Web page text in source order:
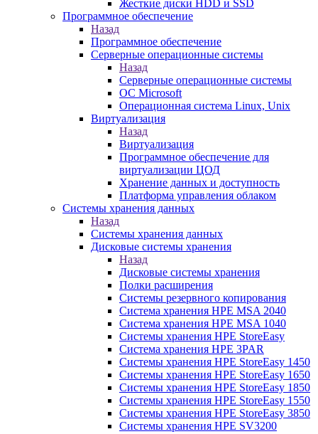
Жесткие диски HDD и SSD
Программное обеспечение
Назад
Программное обеспечение
Серверные операционные системы
Назад
Серверные операционные системы
ОС Microsoft
Операционная система Linux, Unix
Виртуализация
Назад
Виртуализация
Программное обеспечение для
виртуализации ЦОД
Хранение данных и доступность
Платформа управления облаком
Системы хранения данных
Назад
Системы хранения данных
Дисковые системы хранения
Назад
Дисковые системы хранения
Полки расширения
Системы резервного копирования
Система хранения HPE MSA 2040
Система хранения HPE MSA 1040
Системы хранения HPE StoreEasy
Система хранения HPE 3PAR
Системы хранения HPE StoreEasy 1450
Системы хранения HPE StoreEasy 1650
Системы хранения HPE StoreEasy 1850
Системы хранения HPE StoreEasy 1550
Системы хранения HPE StoreEasy 3850
Системы хранения HPE SV3200